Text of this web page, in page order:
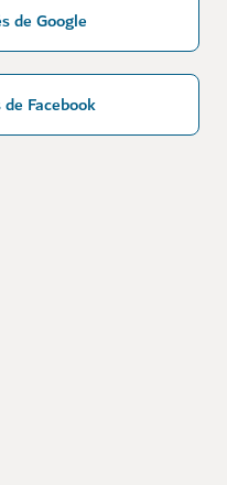
de Google
Facebook